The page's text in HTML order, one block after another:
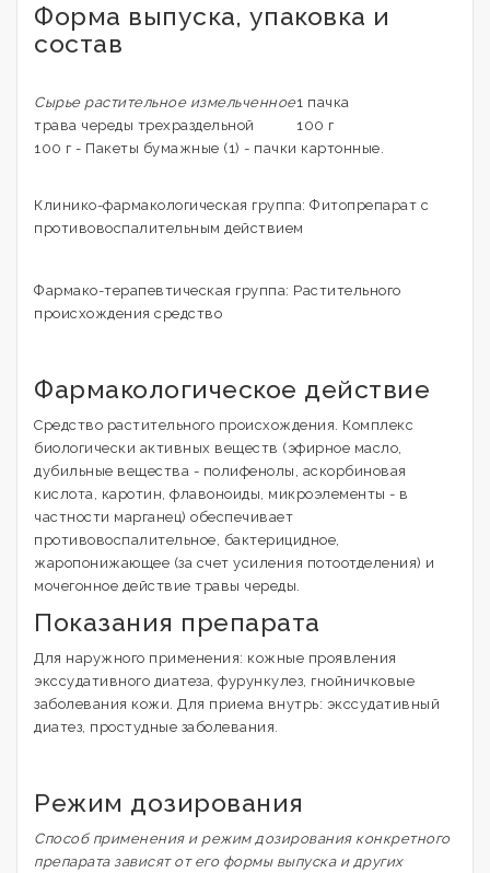
Форма выпуска, упаковка и
состав
Сырье растительное измельченное1 пачка
трава череды трехраздельной
100 г
100 г - Пакеты бумажные (1) - пачки картонные.
Клинико-фармакологическая группа: Фитопрепарат с
противовоспалительным действием
Фармако-терапевтическая группа: Растительного
происхождения средство
Фармакологическое действие
Средство растительного происхождения. Комплекс
биологически активных веществ (эфирное масло,
дубильные вещества - полифенолы, аскорбиновая
кислота, каротин, флавоноиды, микроэлементы - в
частности марганец) обеспечивает
противовоспалительное, бактерицидное,
жаропонижающее (за счет усиления потоотделения) и
мочегонное действие травы череды.
Показания препарата
Для наружного применения: кожные проявления
экссудативного диатеза, фурункулез, гнойничковые
заболевания кожи. Для приема внутрь: экссудативный
диатез, простудные заболевания.
Режим дозирования
Способ применения и режим дозирования конкретного
препарата зависят от его формы выпуска и других